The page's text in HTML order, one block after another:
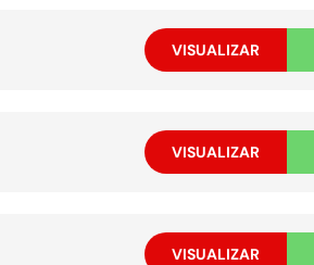
VISUALIZAR
VISUALIZAR
VISUALIZAR